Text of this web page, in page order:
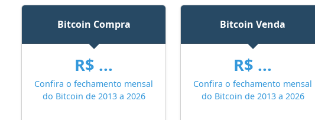
Bitcoin Compra
R$ ...
Confira o fechamento mensal
do Bitcoin de 2013 a 2026
Bitcoin Venda
R$ ...
Confira o fechamento mensal
do Bitcoin de 2013 a 2026